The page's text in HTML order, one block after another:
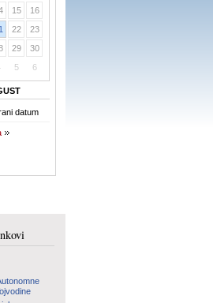
15
16
22
23
29
30
5 6
datum